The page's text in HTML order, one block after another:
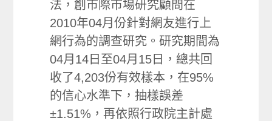
法，創市際市場研究顧問在
2010年04月份針對網友進行上
網行為的調查研究。研究期間為
04月14日至04月15日，總共回
收了4,203份有效樣本，在95%
的信心水準下，抽樣誤差
±1.51%，再依照行政院主計處